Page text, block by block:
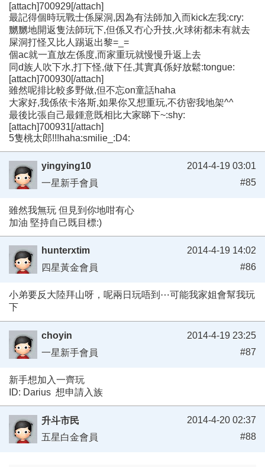
[attach]700929[/attach]
最記得個時玩戰士係屎洞,因為有法師加入而kick左我:cry:
嬲嬲地開返隻法師玩下,但係又冇心升技,火球術都未有就去
屎洞打怪又比人踢返出黎=_=
個ac就一直放左係度,而家重玩就慢慢升返上去
同d族人吹下水,打下怪,做下任,其實真係好放鬆:tongue:
[attach]700930[/attach]
雖然呢排比較多野做,但不忘on童話haha
大家好,我係依卡洛斯,如果你又想重玩,不彷密我地架^^
最後比張自己最鍾意既相比大家睇下~:shy:
[attach]700931[/attach]
5隻桃太郎!!!haha:smilie_:D4:
yingying10
一星新手會員
2014-4-19 03:01
#85
雖然我無玩 但見到你地咁有心
加油 堅持自己既目標:)
hunterxtim
四星黃金會員
2014-4-19 14:02
#86
小弟要反大陸拜山呀，呢兩日玩唔到⋯可能我家姐會幫我玩
下
choyin
一星新手會員
2014-4-19 23:25
#87
新手想加入一齊玩
ID: Darius 想申請入族
升斗市民
五星白金會員
2014-4-20 02:37
#88